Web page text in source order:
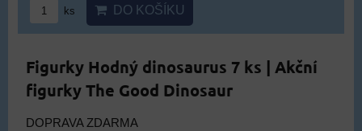
ks DO KOŠÍKU
Figurky Hodný dinosaurus 7 ks | Akční
figurky The Good Dinosaur
DOPRAVA ZDARMA